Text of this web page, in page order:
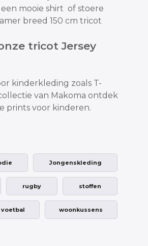
mooie shirt of stoere
breed 150 cm tricot
tricot Jersey
kinderkleding zoals T-
van Makoma ontdek
prints voor kinderen.
Jongenskleding
rugby stoffen
voetbal woonkussens